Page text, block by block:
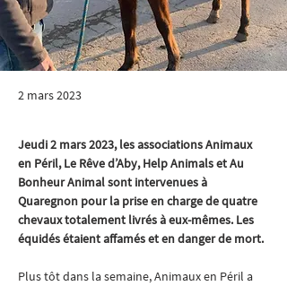
2 mars 2023
Jeudi 2 mars 2023, les associations Animaux
en Péril, Le Rêve d’Aby, Help Animals et Au
Bonheur Animal sont intervenues à
Quaregnon pour la prise en charge de quatre
chevaux totalement livrés à eux-mêmes. Les
équidés étaient affamés et en danger de mort.
Plus tôt dans la semaine, Animaux en Péril a